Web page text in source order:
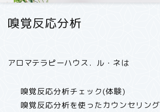
嗅覚反応分析
アロマテラピーハウス．ル・ネは
嗅覚反応分析チェック(体験)
嗅覚反応分析を使ったカウンセリング